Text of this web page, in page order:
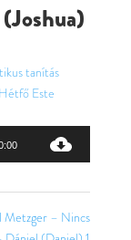
tanítás
Hétfő Este
Metzger – Nincs